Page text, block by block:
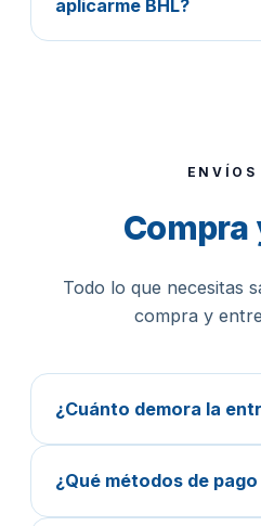
aplicarme BHL?
ENVÍOS
Compra
Todo lo que necesitas
compra y
¿Cuánto demora la
¿Qué métodos de